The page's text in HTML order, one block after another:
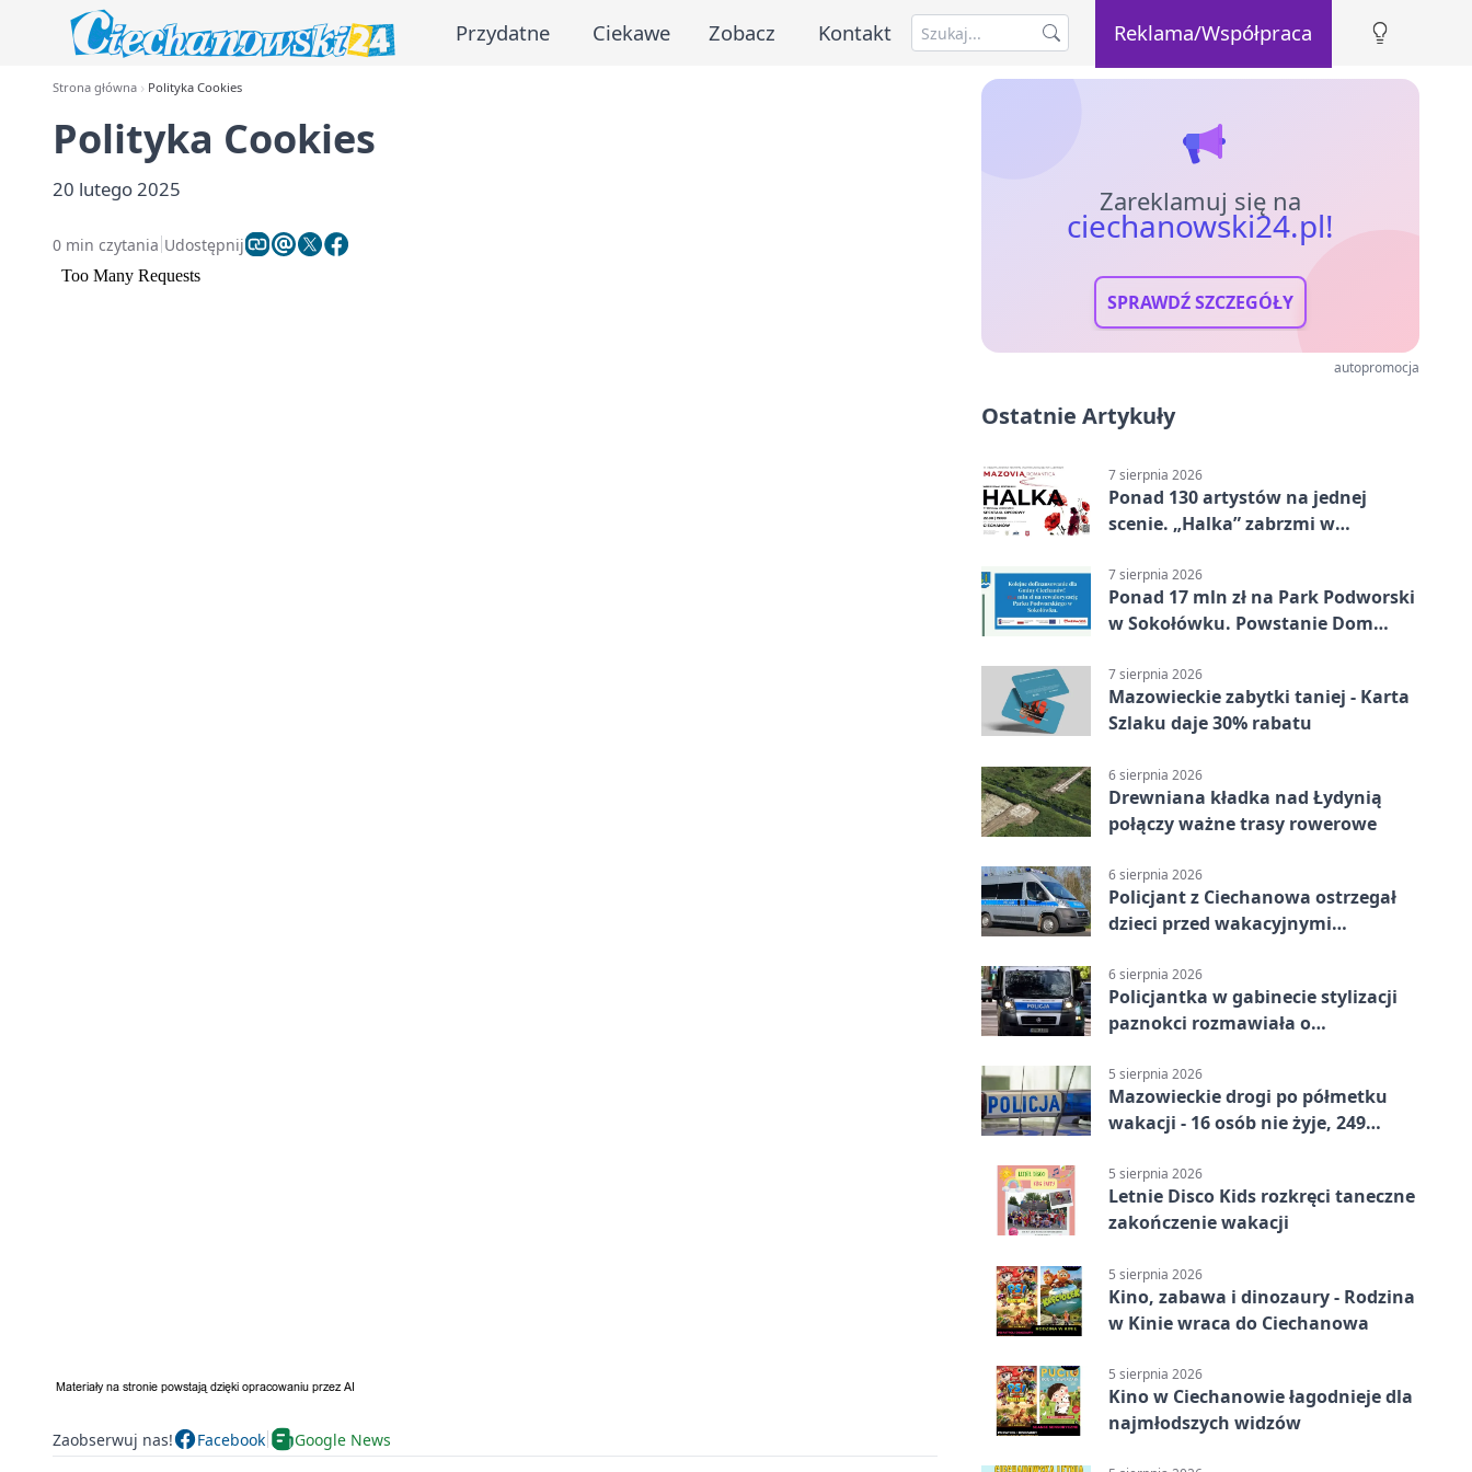
Przydatne Ciekawe Zobacz Kontakt Reklama/Współpraca
Strona główna Polityka Cookies
Polityka Cookies
20 lutego 2025
0 min czytania Udostępnij
Zaobserwuj nas! Facebook Google News
Zareklamuj się na
ciechanowski24.pl!
SPRAWDŹ SZCZEGÓŁY
autopromocja
Ostatnie Artykuły
7 sierpnia 2026
Ponad 130 artystów na jednej
scenie. „Halka” zabrzmi w
7 sierpnia 2026
Ponad 17 mln zł na Park Podworski
w Sokołówku. Powstanie Dom
7 sierpnia 2026
Mazowieckie zabytki taniej - Karta
Szlaku daje 30% rabatu
6 sierpnia 2026
Drewniana kładka nad Łydynią
połączy ważne trasy rowerowe
6 sierpnia 2026
Policjant z Ciechanowa ostrzegał
dzieci przed wakacyjnymi
6 sierpnia 2026
Policjantka w gabinecie stylizacji
paznokci rozmawiała o
5 sierpnia 2026
Mazowieckie drogi po półmetku
wakacji - 16 osób nie żyje, 249
5 sierpnia 2026
Letnie Disco Kids rozkręci taneczne
zakończenie wakacji
5 sierpnia 2026
Kino, zabawa i dinozaury - Rodzina
w Kinie wraca do Ciechanowa
5 sierpnia 2026
Kino w Ciechanowie łagodnieje dla
najmłodszych widzów